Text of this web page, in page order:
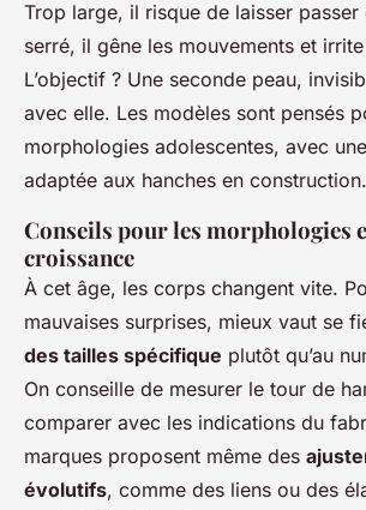
Trop large, il risque de laisser
serré, il gêne les mouvements et
L’objectif ? Une seconde peau,
avec elle. Les modèles sont pensés
morphologies adolescentes, avec
adaptée aux hanches en construction.
Conseils pour les morphologies
croissance
À cet âge, les corps changent vite.
mauvaises surprises, mieux vaut se
des tailles spécifique plutôt qu’au
On conseille de mesurer le tour de
comparer avec les indications du
marques proposent même des
évolutifs, comme des liens ou des